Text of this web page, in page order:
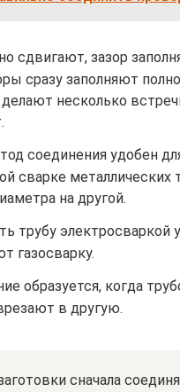
сдвигают, зазор
сразу заполняют
несколько
соединения удобен
сварке металлических
на другой.
трубу
газосварку.
образуется, когда
в другую.
сначала